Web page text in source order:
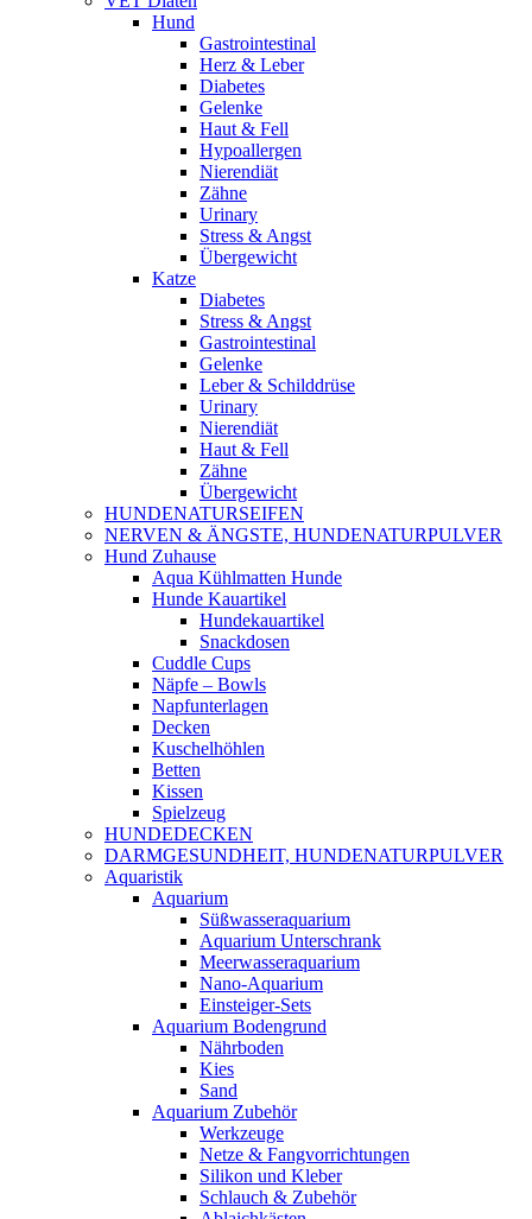
Hund
Gastrointestinal
Herz & Leber
Diabetes
Gelenke
Haut & Fell
Hypoallergen
Nierendiät
Zähne
Urinary
Stress & Angst
Übergewicht
Katze
Diabetes
Stress & Angst
Gastrointestinal
Gelenke
Leber & Schilddrüse
Urinary
Nierendiät
Haut & Fell
Zähne
Übergewicht
HUNDENATURSEIFEN
NERVEN & ÄNGSTE, HUNDENATURPULVER
Hund Zuhause
Aqua Kühlmatten Hunde
Hunde Kauartikel
Hundekauartikel
Snackdosen
Cuddle Cups
Näpfe – Bowls
Napfunterlagen
Decken
Kuschelhöhlen
Betten
Kissen
Spielzeug
HUNDEDECKEN
DARMGESUNDHEIT, HUNDENATURPULVER
Aquaristik
Aquarium
Süßwasseraquarium
Aquarium Unterschrank
Meerwasseraquarium
Nano-Aquarium
Einsteiger-Sets
Aquarium Bodengrund
Nährboden
Kies
Sand
Aquarium Zubehör
Werkzeuge
Netze & Fangvorrichtungen
Silikon und Kleber
Schlauch & Zubehör